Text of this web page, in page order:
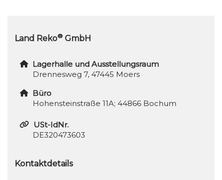
Land Reko® GmbH
Lagerhalle und Ausstellungsraum
Drennesweg 7, 47445 Moers
Büro
Hohensteinstraße 11A; 44866 Bochum
USt-IdNr.
DE320473603
Kontaktdetails